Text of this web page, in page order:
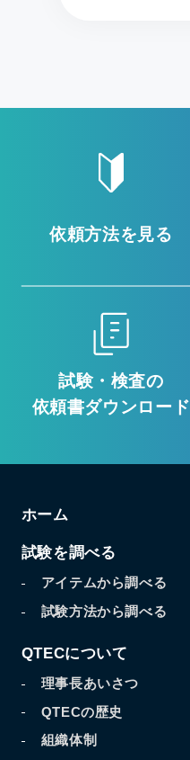
依頼方法を見る
試験・検査の
依頼書ダウンロード
ホーム
試験を調べる
アイテムから調べる
試験方法から調べる
QTECについて
理事長あいさつ
QTECの歴史
組織体制